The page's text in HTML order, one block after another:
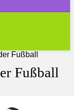
Fußball
Fußball